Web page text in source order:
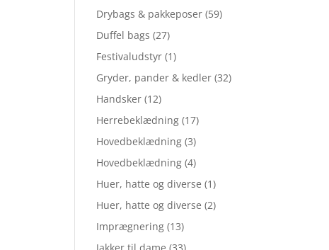
Drybags & pakkeposer (59)
Duffel bags (27)
Festivaludstyr (1)
Gryder, pander & kedler (32)
Handsker (12)
Herrebeklædning (17)
Hovedbeklædning (3)
Hovedbeklædning (4)
Huer, hatte og diverse (1)
Huer, hatte og diverse (2)
Imprægnering (13)